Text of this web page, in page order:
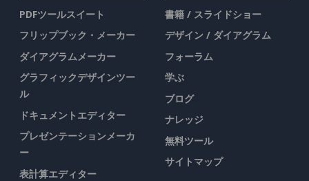
PDFツールスイート
フリップブック・メーカー
ダイアグラムメーカー
グラフィックデザインツー
ル
ドキュメントエディター
プレゼンテーションメーカ
ー
表計算エディター
書籍 / スライドショー
デザイン / ダイアグラム
フォーラム
学ぶ
ブログ
ナレッジ
無料ツール
サイトマップ